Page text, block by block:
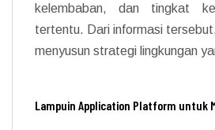
kelembaban, dan tingkat
tertentu. Dari informasi
menyusun strategi lingkungan
Lampuin Application Platform untuk